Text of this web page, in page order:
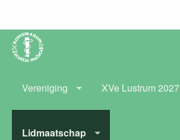
Vereniging XVe Lustrum 2027
Lidmaatschap